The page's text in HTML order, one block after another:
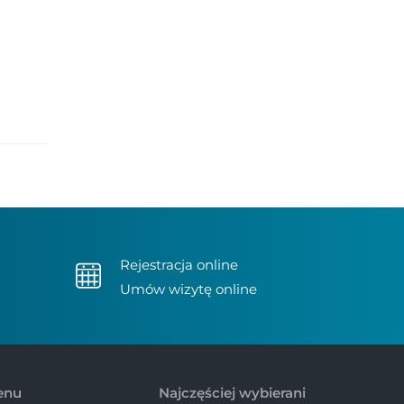
Rejestracja online
Umów wizytę online
Najczęściej wybierani